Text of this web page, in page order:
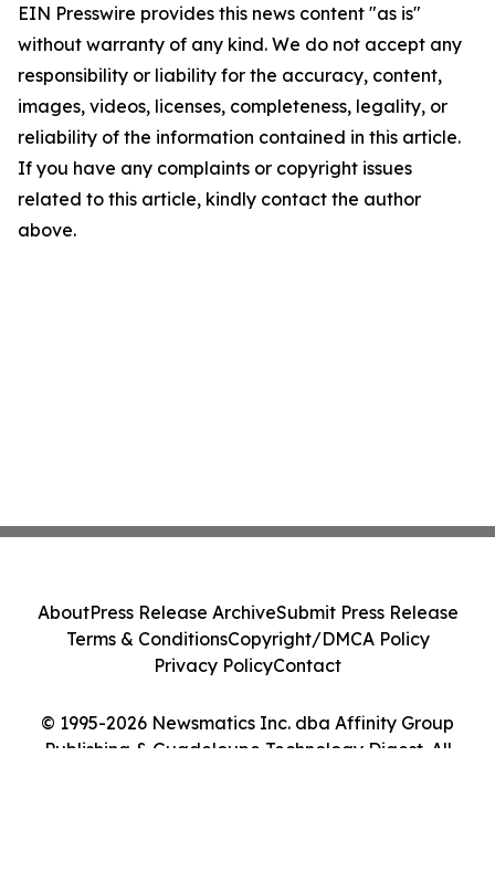
EIN Presswire provides this news content "as is"
without warranty of any kind. We do not accept any
responsibility or liability for the accuracy, content,
images, videos, licenses, completeness, legality, or
reliability of the information contained in this article.
If you have any complaints or copyright issues
related to this article, kindly contact the author
above.
© 1995-2026 Newsmatics Inc. dba Affinity Group
Publishing & Guadeloupe Technology Digest. All
AboutPress Release ArchiveSubmit Press Release
Terms & ConditionsCopyright/DMCA Policy
Privacy PolicyContact